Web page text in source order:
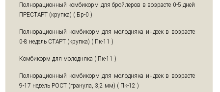
Полнорационный комбикорм для бройлеров в возрасте 0-5 дней
ПРЕСТАРТ (крупка) ( Бр-0 )
Полнорационный комбикорм для молодняка индеек в возрасте
0-8 недель СТАРТ (крупка) ( Пк-11 )
Комбикорм для молодняка ( Пк-11 )
Полнорационный комбикорм для молодняка индеек в возрасте
9-17 недель РОСТ (гранула, 3,2 мм) ( Пк-12 )